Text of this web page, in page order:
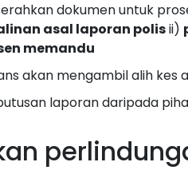
dokumen untuk
asal laporan polisii)
memandu
akan mengambil alih kes
laporan daripada